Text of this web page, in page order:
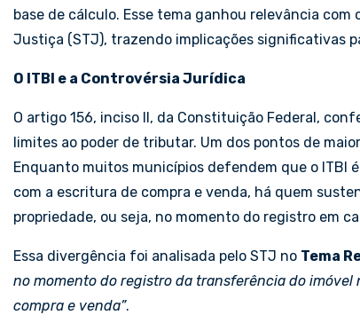
base de cálculo. Esse tema ganhou relevância com
Justiça (STJ), trazendo implicações significativas
O ITBI e a Controvérsia Jurídica
O artigo 156, inciso II, da Constituição Federal,
limites ao poder de tributar. Um dos pontos de
Enquanto muitos municípios defendem que o ITBI
com a escritura de compra e venda, há quem
propriedade, ou seja, no momento do registro em
Essa divergência foi analisada pelo STJ no Tema
no momento do registro da transferência do
compra e venda”.